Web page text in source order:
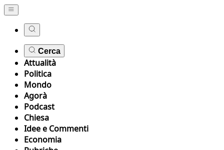
Cerca
Attualità
Politica
Mondo
Agorà
Podcast
Chiesa
Idee e Commenti
Economia